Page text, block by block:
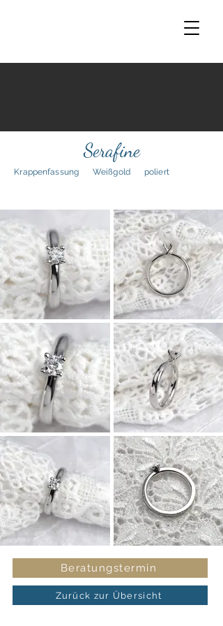
Serafine
Krappenfassung Weißgold poliert
Beratungstermin
Zurück zur Übersicht